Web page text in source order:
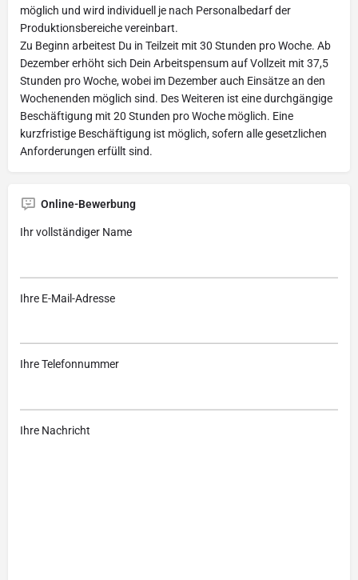
möglich und wird individuell je nach Personalbedarf der
Produktionsbereiche vereinbart.
Zu Beginn arbeitest Du in Teilzeit mit 30 Stunden pro Woche. Ab
Dezember erhöht sich Dein Arbeitspensum auf Vollzeit mit 37,5
Stunden pro Woche, wobei im Dezember auch Einsätze an den
Wochenenden möglich sind. Des Weiteren ist eine durchgängige
Beschäftigung mit 20 Stunden pro Woche möglich. Eine
kurzfristige Beschäftigung ist möglich, sofern alle gesetzlichen
Anforderungen erfüllt sind.
Online-Bewerbung
Ihr vollständiger Name
Ihre E-Mail-Adresse
Ihre Telefonnummer
Ihre Nachricht